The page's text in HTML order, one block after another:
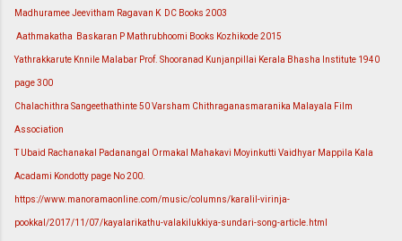
Madhuramee Jeevitham Ragavan K DC Books 2003
Aathmakatha Baskaran P Mathrubhoomi Books Kozhikode 2015
Yathrakkarute Knnile Malabar Prof. Shooranad Kunjanpillai Kerala Bhasha Institute 1940
page 300
Chalachithra Sangeethathinte 50 Varsham Chithraganasmaranika Malayala Film
Association
T Ubaid Rachanakal Padanangal Ormakal Mahakavi Moyinkutti Vaidhyar Mappila Kala
Acadami Kondotty page No 200.
https://www.manoramaonline.com/music/columns/karalil-virinja-
pookkal/2017/11/07/kayalarikathu-valakilukkiya-sundari-song-article.html